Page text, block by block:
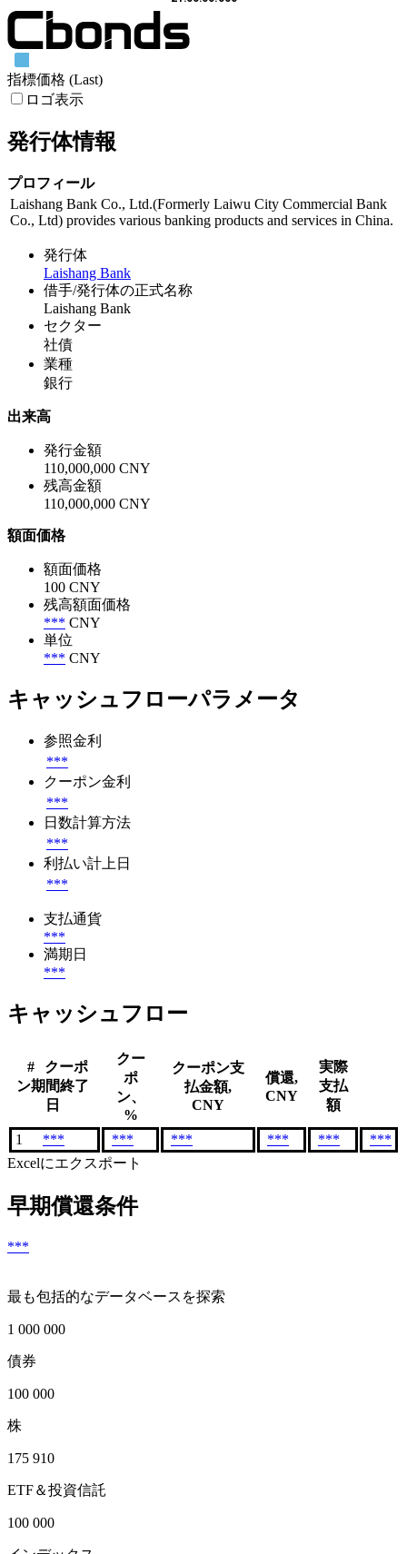
指標価格 (Last)
ロゴ表示
発行体情報
プロフィール
Laishang Bank Co., Ltd.(Formerly Laiwu City Commercial Bank
Co., Ltd) provides various banking products and services in China.
発行体
Laishang Bank
借手/発行体の正式名称
Laishang Bank
セクター
社債
業種
銀行
出来高
発行金額
110,000,000 CNY
残高金額
110,000,000 CNY
額面価格
額面価格
100 CNY
残高額面価格
*** CNY
単位
*** CNY
キャッシュフローパラメータ
参照金利
***
クーポン金利
***
日数計算方法
***
利払い計上日
***
支払通貨
***
満期日
***
キャッシュフロー
#
クーポ
ン期間終了
日
クー
ポ
ン、
%
クーポン支
払金額,
CNY
償還,
CNY
実際
支払
額
1 *** *** *** *** ***
***
Excelにエクスポート
早期償還条件
***
最も包括的なデータベースを探索
1 000 000
債券
100 000
株
175 910
ETF＆投資信託
100 000